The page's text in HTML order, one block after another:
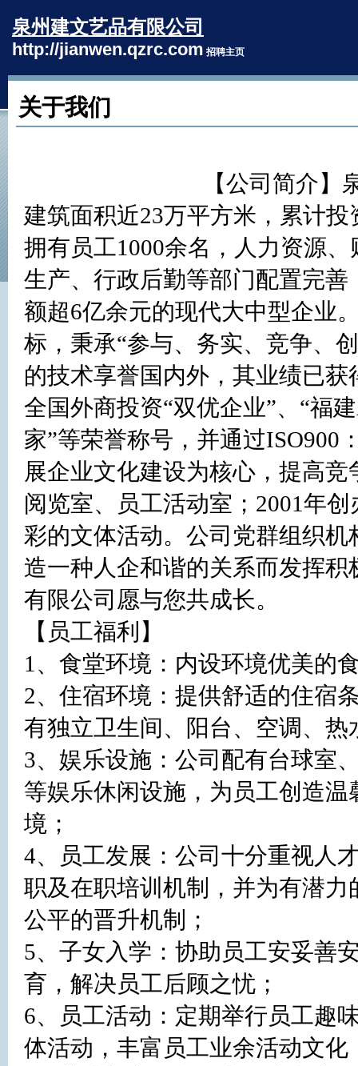
泉州建文艺品有限公司
http://jianwen.qzrc.com 招聘主页
关于我们
建筑面积近23万平方米，累计
拥有员工1000余名，人力资源
生产、行政后勤等部门配置完
额超6亿余元的现代大中型企业
标，秉承“参与、务实、竞争、
的技术享誉国内外，其业绩已
全国外商投资“双优企业”、“福
家”等荣誉称号，并通过ISO900
展企业文化建设为核心，提高
阅览室、员工活动室；2001年
彩的文体活动。公司党群组织
造一种人企和谐的关系而发挥
有限公司愿与您共成长。
【员工福利】
1、食堂环境：内设环境优美的
2、住宿环境：提供舒适的住宿
有独立卫生间、阳台、空调、
3、娱乐设施：公司配有台球室
等娱乐休闲设施，为员工创造
境；
4、员工发展：公司十分重视人
职及在职培训机制，并为有潜
公平的晋升机制；
5、子女入学：协助员工安妥善
育，解决员工后顾之忧；
6、员工活动：定期举行员工趣
体活动，丰富员工业余活动文化